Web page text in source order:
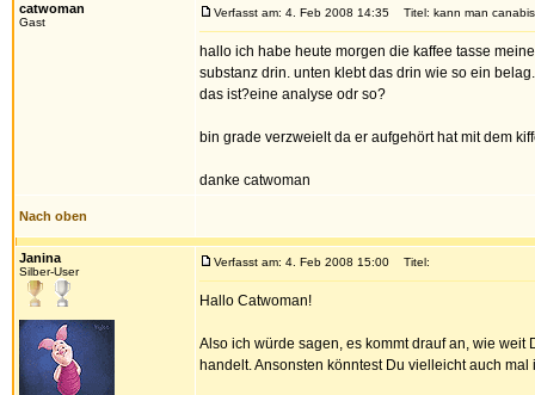
catwoman
Gast
Verfasst am: 4. Feb 2008 14:35 Titel: kann man
hallo ich habe heute morgen die kaffee tasse
substanz drin. unten klebt das drin wie so ein
das ist?eine analyse odr so?
bin grade verzweielt da er aufgehört hat mit dem
danke catwoman
Nach oben
Janina
Silber-User
Verfasst am: 4. Feb 2008 15:00 Titel:
Hallo Catwoman!
Also ich würde sagen, es kommt drauf an, wie
handelt. Ansonsten könntest Du vielleicht auch